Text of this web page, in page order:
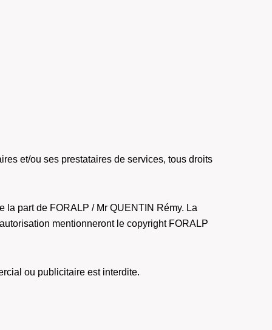
et/ou ses prestataires de services, tous droits
la part de FORALP / Mr QUENTIN Rémy. La
mentionneront le copyright FORALP
ou publicitaire est interdite.